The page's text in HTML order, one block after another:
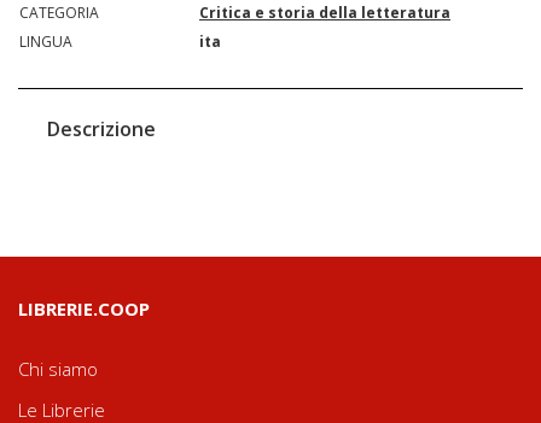
CATEGORIA
Critica e storia della letteratura
LINGUA
ita
Descrizione
LIBRERIE.COOP
Chi siamo
Le Librerie